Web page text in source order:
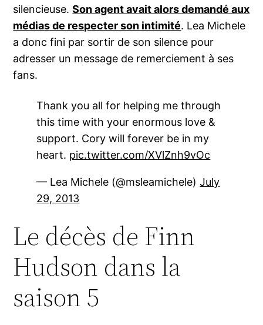
silencieuse.Son agent avait alors demandé aux
médias de respecter son intimité. Lea Michele
a donc fini par sortir de son silence pour
adresser un message de remerciement à ses
fans.
Thank you all for helping me through
this time with your enormous love &
support. Cory will forever be in my
heart. pic.twitter.com/XVlZnh9vOc
— Lea Michele (@msleamichele)July
29, 2013
Le décès de Finn
Hudson dans la
saison 5